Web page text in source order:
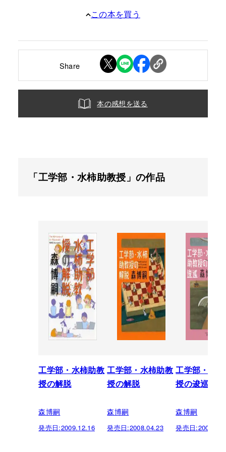
この本を買う
Share
本の感想を送る
「工学部・水柿助教授」の作品
工学部・水柿助教
授の解脱
森博嗣
発売日:2009.12.16
工学部・水柿助教
授の解脱
森博嗣
発売日:2008.04.23
工学部・水
授の逡巡
森博嗣
発売日: